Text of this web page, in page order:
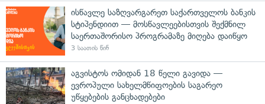
ისწავლე საზღვარგარეთ საქართველოს ბანკის
სტიპენდიით — მოსწავლეებისთვის შექმნილ
საერთაშორისო პროგრამაზე მიღება დაიწყო
3 საათის წინ
აგვისტოს ომიდან 18 წელი გავიდა —
ევროპული სახელმწიფოების საგარეო
უწყებების განცხადებები